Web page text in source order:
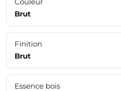
Brut
Finition
Brut
Essence bois